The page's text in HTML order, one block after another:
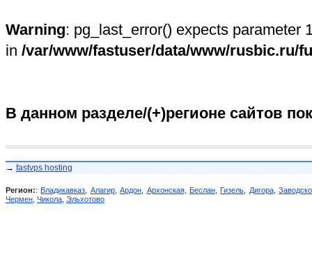
Warning: pg_last_error() expects parameter
in /var/www/fastuser/data/www/rusbic.ru/
В данном разделе/(+)регионе сайтов
→ fastvps hosting
Регион::Владикавказ Алагир,Ардон Архонская, Беслан,Гизель Дигора,
Чермен Чикола Эльхотово